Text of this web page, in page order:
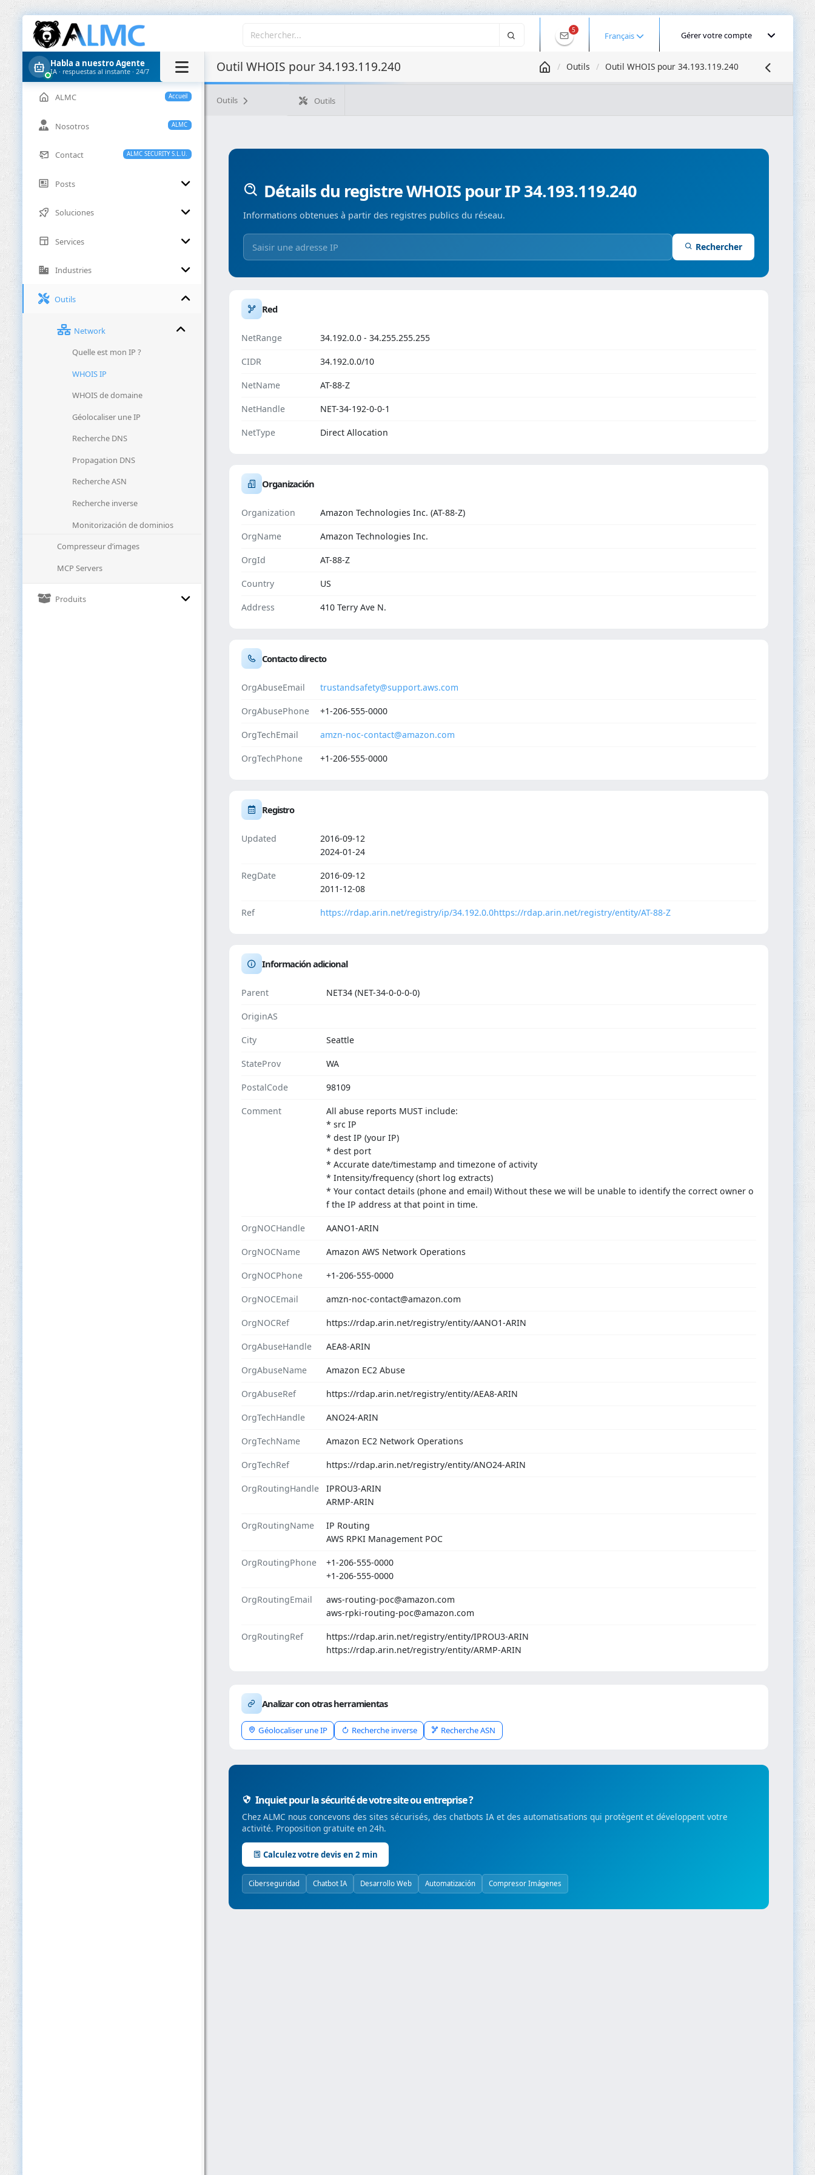
5
Français Gérer votre compte
Habla a nuestro Agente
IA · respuestas al instante · 24/7
Accueil
ALMC
ALMC
Nosotros
ALMC SECURITY S.L.U.
Contact
Posts
Soluciones
Services
Industries
Outils
Network
Quelle est mon IP ?
WHOIS IP
WHOIS de domaine
Géolocaliser une IP
Recherche DNS
Propagation DNS
Recherche ASN
Recherche inverse
Monitorización de dominios
Compresseur d’images
MCP Servers
Produits
Outil WHOIS pour 34.193.119.240 Outils Outil WHOIS pour 34.193.119.240
Outils Outils
Détails du registre WHOIS pour IP 34.193.119.240
Informations obtenues à partir des registres publics du réseau.
Rechercher
Red
NetRange 34.192.0.0 - 34.255.255.255
CIDR 34.192.0.0/10
NetName AT-88-Z
NetHandle NET-34-192-0-0-1
NetType Direct Allocation
Organización
Organization Amazon Technologies Inc. (AT-88-Z)
OrgName Amazon Technologies Inc.
OrgId AT-88-Z
Country US
Address 410 Terry Ave N.
Contacto directo
OrgAbuseEmail trustandsafety@support.aws.com
OrgAbusePhone +1-206-555-0000
OrgTechEmail amzn-noc-contact@amazon.com
OrgTechPhone +1-206-555-0000
Registro
Updated
2016-09-12
2024-01-24
RegDate
2016-09-12
2011-12-08
Ref https://rdap.arin.net/registry/ip/34.192.0.0https://rdap.arin.net/registry/entity/AT-88-Z
Información adicional
Parent NET34 (NET-34-0-0-0-0)
OriginAS
City Seattle
StateProv WA
PostalCode 98109
Comment
All abuse reports MUST include:
* src IP
* dest IP (your IP)
* dest port
* Accurate date/timestamp and timezone of activity
* Intensity/frequency (short log extracts)
* Your contact details (phone and email) Without these we will be unable to identify the correct owner o
f the IP address at that point in time.
OrgNOCHandle AANO1-ARIN
OrgNOCName Amazon AWS Network Operations
OrgNOCPhone +1-206-555-0000
OrgNOCEmail amzn-noc-contact@amazon.com
OrgNOCRef https://rdap.arin.net/registry/entity/AANO1-ARIN
OrgAbuseHandle AEA8-ARIN
OrgAbuseName Amazon EC2 Abuse
OrgAbuseRef https://rdap.arin.net/registry/entity/AEA8-ARIN
OrgTechHandle ANO24-ARIN
OrgTechName Amazon EC2 Network Operations
OrgTechRef https://rdap.arin.net/registry/entity/ANO24-ARIN
OrgRoutingHandle
IPROU3-ARIN
ARMP-ARIN
OrgRoutingName
IP Routing
AWS RPKI Management POC
OrgRoutingPhone
+1-206-555-0000
+1-206-555-0000
OrgRoutingEmail
aws-routing-poc@amazon.com
aws-rpki-routing-poc@amazon.com
OrgRoutingRef
https://rdap.arin.net/registry/entity/IPROU3-ARIN
https://rdap.arin.net/registry/entity/ARMP-ARIN
Analizar con otras herramientas
Géolocaliser une IP Recherche inverse Recherche ASN
Inquiet pour la sécurité de votre site ou entreprise ?
Chez ALMC nous concevons des sites sécurisés, des chatbots IA et des automatisations qui protègent et développent votre
activité. Proposition gratuite en 24h.
Calculez votre devis en 2 min
Ciberseguridad Chatbot IA Desarrollo Web Automatización Compresor Imágenes